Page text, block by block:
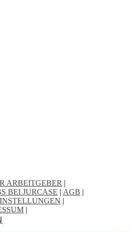
ARBEITGEBER |
BEI JURCASE | AGB |
|
|